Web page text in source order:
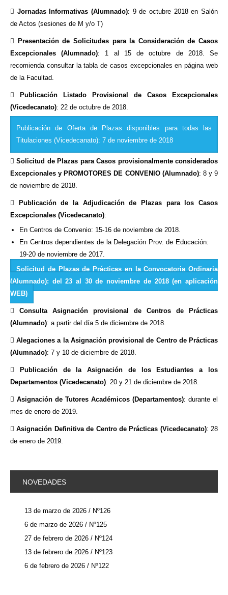
 Jornadas Informativas (Alumnado): 9 de octubre 2018 en Salón
de Actos (sesiones de M y/o T)

Presentación de Solicitudes para la Consideración de Casos
Excepcionales (Alumnado): 1 al 15 de octubre de 2018. Se
recomienda consultar la tabla de casos excepcionales en página web
de la Facultad.

Publicación Listado Provisional de Casos Excepcionales
(Vicedecanato): 22 de octubre de 2018.
Publicación de Oferta de Plazas disponibles para todas las
Titulaciones (Vicedecanato): 7 de noviembre de 2018
Solicitud de Plazas para Casos provisionalmente considerados
Excepcionales y PROMOTORES DE CONVENIO (Alumnado): 8 y 9
de noviembre de 2018.

Publicación de la Adjudicación de Plazas para los Casos
Excepcionales (Vicedecanato):
En Centros de Convenio: 15-16 de noviembre de 2018.
En Centros dependientes de la Delegación Prov. de Educación:
19-20 de noviembre de 2017.
Solicitud de Plazas de Prácticas en la Convocatoria Ordinaria
(Alumnado): del 23 al 30 de noviembre de 2018 (en aplicación
WEB)
 Consulta Asignación provisional de Centros de Prácticas
(Alumnado): a partir del día 5 de diciembre de 2018.
Alegaciones a la Asignación provisional de Centro de Prácticas
(Alumnado): 7 y 10 de diciembre de 2018.

Publicación de la Asignación de los Estudiantes a los
Departamentos (Vicedecanato): 20 y 21 de diciembre de 2018.
 Asignación de Tutores Académicos (Departamentos): durante el
mes de enero de 2019.
Asignación Definitiva de Centro de Prácticas (Vicedecanato): 28
de enero de 2019.
NOVEDADES
13 de marzo de 2026 / Nº126
6 de marzo de 2026 / Nº125
27 de febrero de 2026 / Nº124
13 de febrero de 2026 / Nº123
6 de febrero de 2026 / Nº122